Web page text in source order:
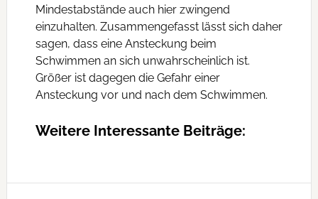
Mindestabstände auch hier zwingend
einzuhalten. Zusammengefasst lässt sich daher
sagen, dass eine Ansteckung beim
Schwimmen an sich unwahrscheinlich ist.
Größer ist dagegen die Gefahr einer
Ansteckung vor und nach dem Schwimmen.
Weitere Interessante Beiträge: